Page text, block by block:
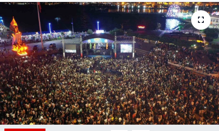
Siyaset
YEREL HABER
Haberde insan
Tanıtım